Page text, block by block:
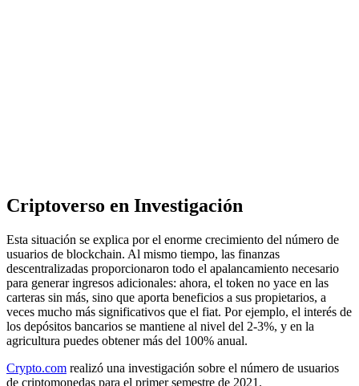
Criptoverso en Investigación
Esta situación se explica por el enorme crecimiento del número de
usuarios de blockchain. Al mismo tiempo, las finanzas
descentralizadas proporcionaron todo el apalancamiento necesario
para generar ingresos adicionales: ahora, el token no yace en las
carteras sin más, sino que aporta beneficios a sus propietarios, a
veces mucho más significativos que el fiat. Por ejemplo, el interés de
los depósitos bancarios se mantiene al nivel del 2-3%, y en la
agricultura puedes obtener más del 100% anual.
Crypto.com realizó una investigación sobre el número de usuarios
de criptomonedas para el primer semestre de 2021.